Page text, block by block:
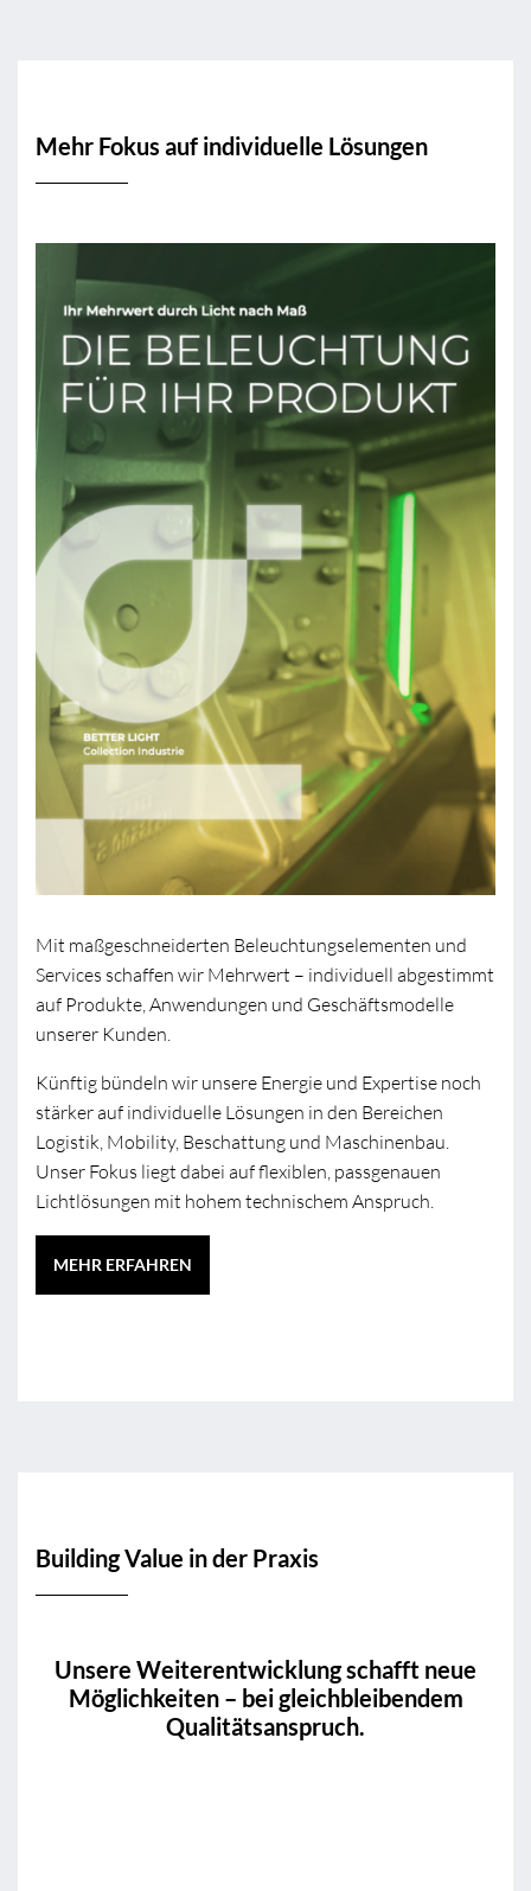
Mehr Fokus auf individuelle Lösungen
Mit maßgeschneiderten Beleuchtungselementen und
Services schaffen wir Mehrwert – individuell abgestimmt
auf Produkte, Anwendungen und Geschäftsmodelle
unserer Kunden.
Künftig bündeln wir unsere Energie und Expertise noch
stärker auf individuelle Lösungen in den Bereichen
Logistik, Mobility, Beschattung und Maschinenbau.
Unser Fokus liegt dabei auf flexiblen, passgenauen
Lichtlösungen mit hohem technischem Anspruch.
MEHR ERFAHREN
Building Value in der Praxis
Unsere Weiterentwicklung schafft neue
Möglichkeiten – bei gleichbleibendem
Qualitätsanspruch.